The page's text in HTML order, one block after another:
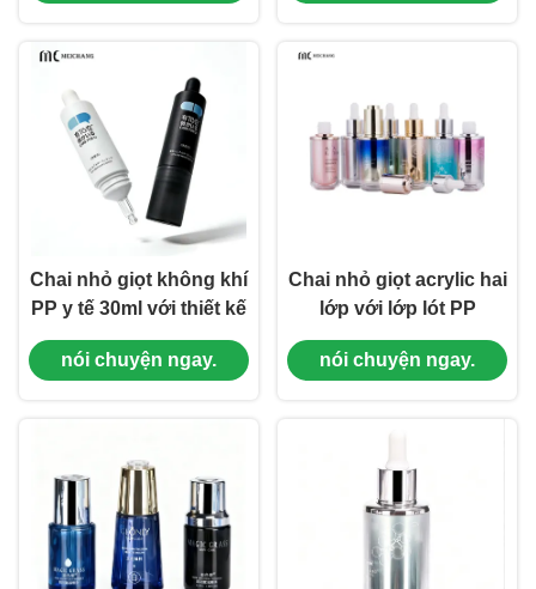
Chai nhỏ giọt không khí
PP y tế 30ml với thiết kế
khóa tươi cho huyết
thanh và chăm sóc da
nói chuyện ngay.
Chai nhỏ giọt acrylic hai
lớp với lớp lót PP
30ml/45ml Chống rò rỉ
cho Chăm sóc da
nói chuyện ngay.